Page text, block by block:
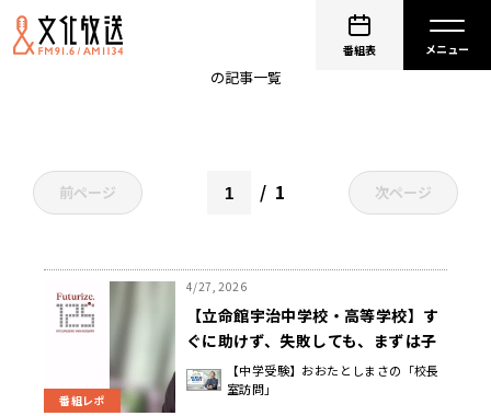
番組表
の記事一覧
前ページ 1 次ページ
番組レポ
4/27, 2026
【立命館宇治中学校・高等学校】す
ぐに助けず、失敗しても、まずは子
どもが自ら考えて主体的な行動で最
後までやり抜く力が大切 横澤 広久
【中学受験】おおたとしまさの「校長
室訪問」